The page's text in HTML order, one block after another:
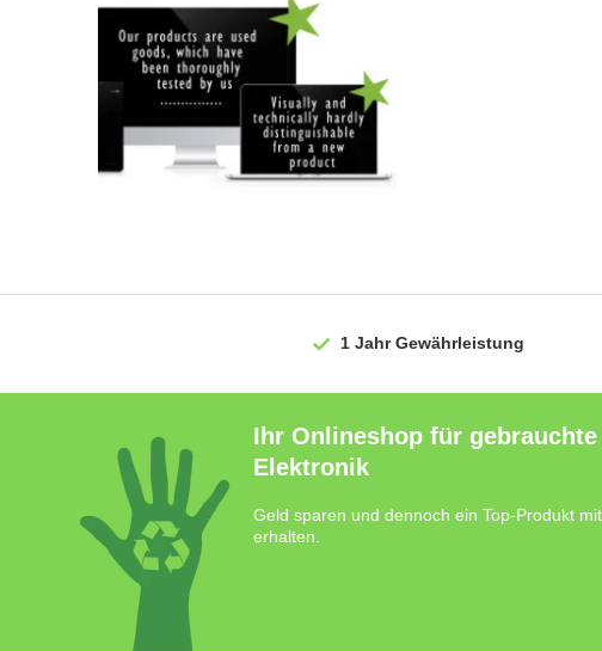
1 JahrGewährleistung
Ihr Onlineshop für gebrauchte
Elektronik
Geld sparen und dennoch ein Top-Produkt
erhalten.